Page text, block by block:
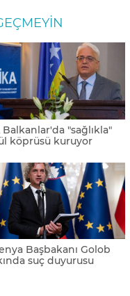
Balkanlar'da "sağlıkla"
köprüsü kuruyor
Başbakanı Golob
suç duyurusu